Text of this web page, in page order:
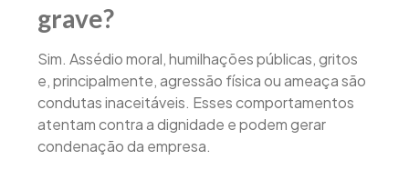
grave?
Sim. Assédio moral, humilhações públicas, gritos
e, principalmente, agressão física ou ameaça são
condutas inaceitáveis. Esses comportamentos
atentam contra a dignidade e podem gerar
condenação da empresa.